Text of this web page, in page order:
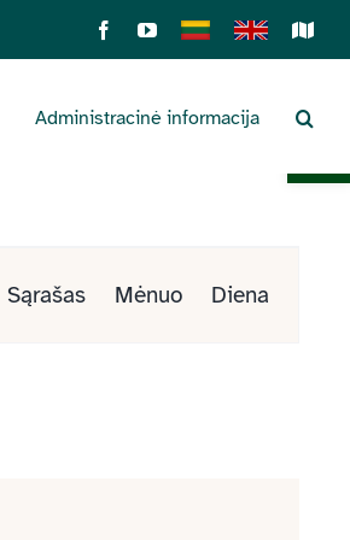
FacebookYouTube
Lietuviškai
English
Administracinė informacija
Views
Sąrašas Mėnuo Diena